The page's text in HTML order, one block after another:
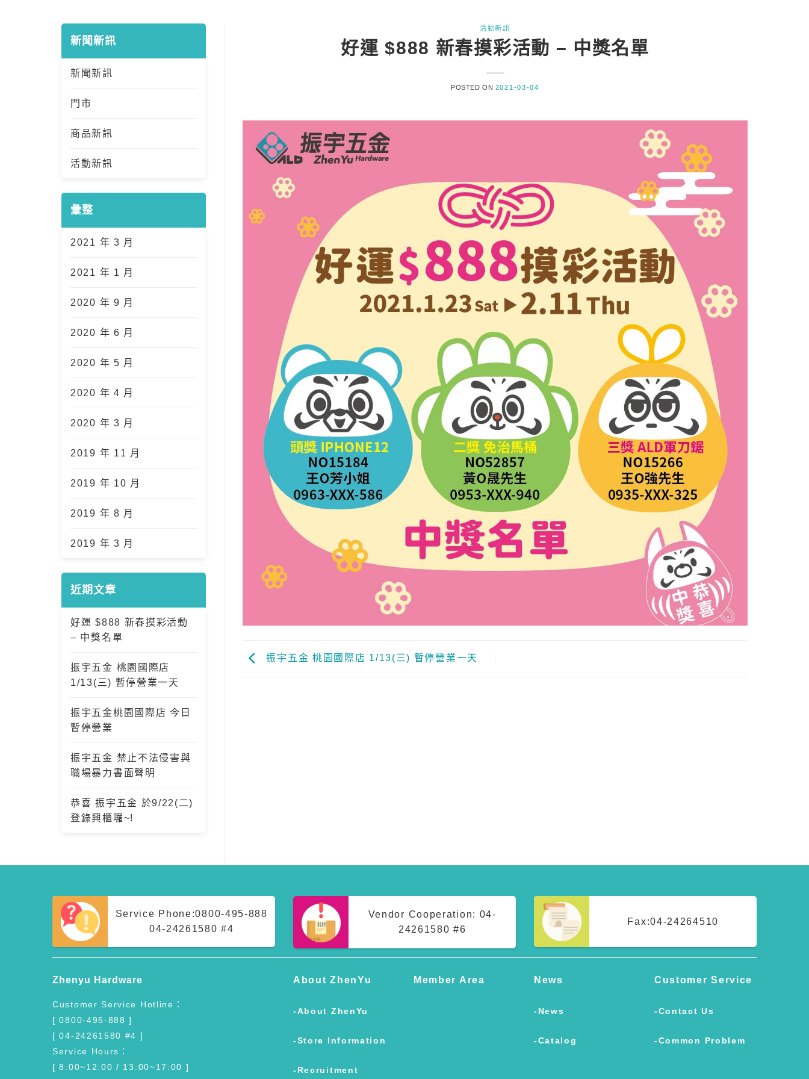
新聞新訊
新聞新訊
門市
商品新訊
活動新訊
彙整
2021 年 3 月
2021 年 1 月
2020 年 9 月
2020 年 6 月
2020 年 5 月
2020 年 4 月
2020 年 3 月
2019 年 11 月
2019 年 10 月
2019 年 8 月
2019 年 3 月
近期文章
好運 $888 新春摸彩活動
– 中獎名單
振宇五金 桃園國際店
1/13(三) 暫停營業一天
振宇五金桃園國際店 今日
暫停營業
振宇五金 禁止不法侵害與
職場暴力書面聲明
恭喜 振宇五金 於9/22(二)
登錄興櫃囉~!
活動新訊
好運 $888 新春摸彩活動 – 中獎名單
POSTED ON 2021-03-04
振宇五金 桃園國際店 1/13(三) 暫停營業一天
Service Phone:0800-495-888
04-24261580 #4
Vendor Cooperation: 04-
24261580 #6
Fax:04-24264510
Zhenyu Hardware
Customer Service Hotline：
[ 0800-495-888 ]
[ 04-24261580 #4 ]
Service Hours：
[ 8:00~12:00 / 13:00~17:00 ]
About ZhenYu
About ZhenYu
Store Information
Recruitment
Member Area News
News
Catalog
Customer Service
Contact Us
Common Problem